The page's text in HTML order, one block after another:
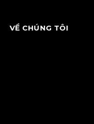
VỀ CHÚNG TÔI